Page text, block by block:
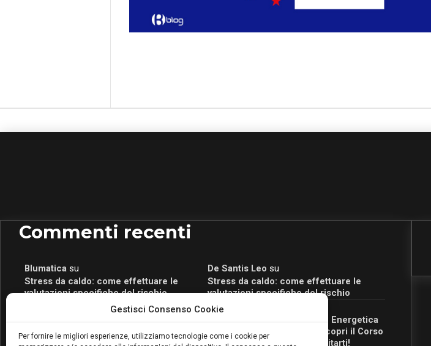
Gestisci Consenso Cookie
Per fornire le migliori esperienze, utilizziamo tecnologie come i cookie per
Commenti recenti
Blumaticasu
Stress da caldo: come effettuare le
valutazioni specifiche del rischio
De Santis Leo su
Stress da caldo: come effettuare le
valutazioni specifiche del rischio
attivo anche in Campania: scopri il Corso
Blumatica da 80 Ore per abilitarti!
Romeo Myrtaj
Portale per la Certificazione Energetica
attivo anche in Campania: scopri il Corso
Blumatica da 80 Ore per abilitarti!